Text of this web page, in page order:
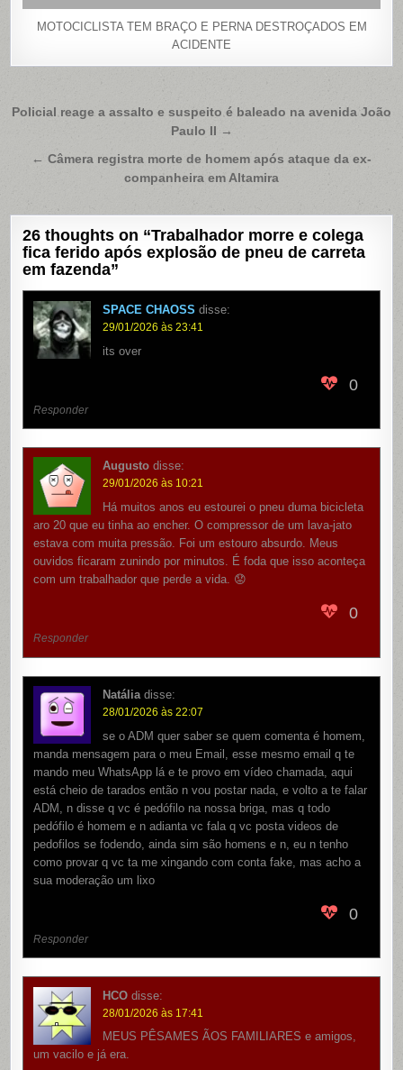
MOTOCICLISTA TEM BRAÇO E PERNA DESTROÇADOS EM
ACIDENTE
Navegação
Post
Policial reage a assalto e suspeito é baleado na avenida João
Paulo II →
← Câmera registra morte de homem após ataque da ex-
companheira em Altamira
26 thoughts on “Trabalhador morre e colega
fica ferido após explosão de pneu de carreta
em fazenda”
SPACE CHAOSS disse:
29/01/2026 às 23:41
its over
0
Responder
Augusto disse:
29/01/2026 às 10:21
Há muitos anos eu estourei o pneu duma bicicleta
aro 20 que eu tinha ao encher. O compressor de um lava-jato
estava com muita pressão. Foi um estouro absurdo. Meus
ouvidos ficaram zunindo por minutos. É foda que isso aconteça
com um trabalhador que perde a vida. 😟
0
Responder
Natália disse:
28/01/2026 às 22:07
se o ADM quer saber se quem comenta é homem,
manda mensagem para o meu Email, esse mesmo email q te
mando meu WhatsApp lá e te provo em vídeo chamada, aqui
está cheio de tarados então n vou postar nada, e volto a te falar
ADM, n disse q vc é pedófilo na nossa briga, mas q todo
pedófilo é homem e n adianta vc fala q vc posta videos de
pedofilos se fodendo, ainda sim são homens e n, eu n tenho
como provar q vc ta me xingando com conta fake, mas acho a
sua moderação um lixo
0
Responder
HCO disse:
28/01/2026 às 17:41
MEUS PÊSAMES ÃOS FAMILIARES e amigos,
um vacilo e já era.